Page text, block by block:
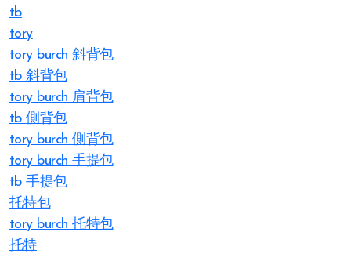
tb
tory
tory burch 斜背包
tb 斜背包
tory burch 肩背包
tb 側背包
tory burch 側背包
tory burch 手提包
tb 手提包
托特包
tory burch 托特包
托特